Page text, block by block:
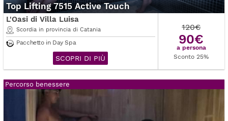
Top Lifting 7515 Active Touch
L'Oasi di Villa Luisa
Scordia in provincia di Catania
Pacchetto in Day Spa
SCOPRI DI PIÙ
120€
90€
a persona
Sconto 25%
Percorso benessere